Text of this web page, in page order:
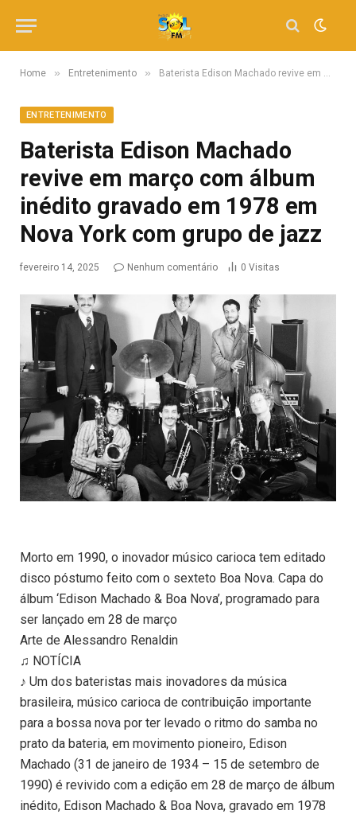
Home » Entretenimento » Baterista Edison Machado revive em março com álbum inédito gravado em 1978 em Nova York com grupo de jazz
ENTRETENIMENTO
Baterista Edison Machado
revive em março com álbum
inédito gravado em 1978 em
Nova York com grupo de jazz
fevereiro 14, 2025 Nenhum comentário 0 Visitas
Morto em 1990, o inovador músico carioca tem editado
disco póstumo feito com o sexteto Boa Nova. Capa do
álbum ‘Edison Machado & Boa Nova’, programado para
ser lançado em 28 de março
Arte de Alessandro Renaldin
♫ NOTÍCIA
♪ Um dos bateristas mais inovadores da música
brasileira, músico carioca de contribuição importante
para a bossa nova por ter levado o ritmo do samba no
prato da bateria, em movimento pioneiro, Edison
Machado (31 de janeiro de 1934 – 15 de setembro de
1990) é revivido com a edição em 28 de março de álbum
inédito, Edison Machado & Boa Nova, gravado em 1978